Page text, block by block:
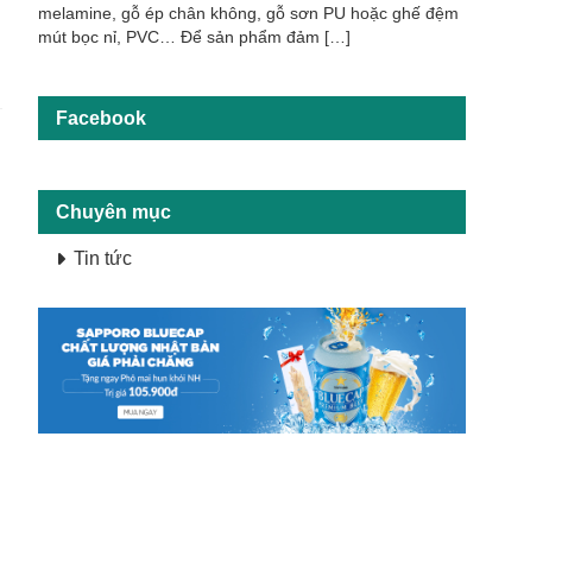
melamine, gỗ ép chân không, gỗ sơn PU hoặc ghế đệm
mút bọc nỉ, PVC… Để sản phẩm đảm […]
Facebook
Chuyên mục
Tin tức